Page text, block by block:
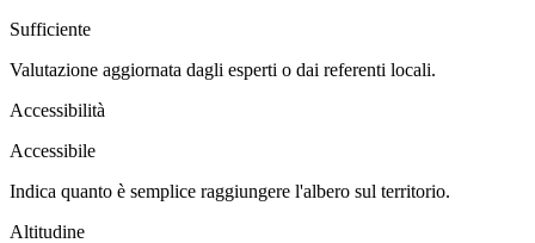
Sufficiente
Valutazione aggiornata dagli esperti o dai referenti locali.
Accessibilità
Accessibile
Indica quanto è semplice raggiungere l'albero sul territorio.
Altitudine